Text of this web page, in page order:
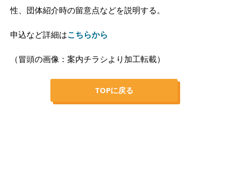
性、団体紹介時の留意点などを説明する。
申込など詳細はこちらから
（冒頭の画像：案内チラシより加工転載）
TOPに戻る